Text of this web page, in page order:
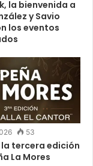
la bienvenida a
y Savio
los eventos
53
la tercera edición
La Mores